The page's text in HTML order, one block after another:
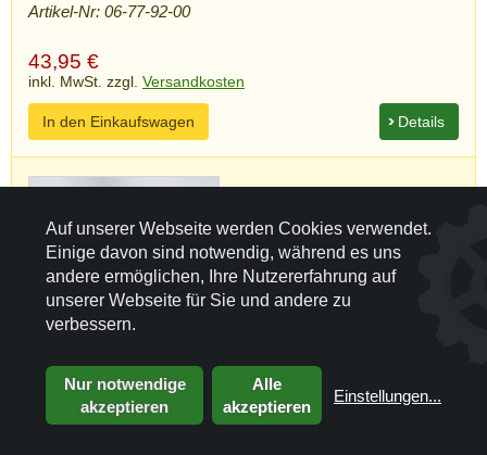
Artikel-Nr: 06-77-92-00
43,95 €
inkl. MwSt. zzgl. Versandkosten
Details
In den Einkaufswagen
Auf unserer Webseite werden Cookies verwendet.
Einige davon sind notwendig, während es uns
andere ermöglichen, Ihre Nutzererfahrung auf
unserer Webseite für Sie und andere zu
verbessern.
Nur notwendige
akzeptieren
Alle
akzeptieren
Einstellungen...